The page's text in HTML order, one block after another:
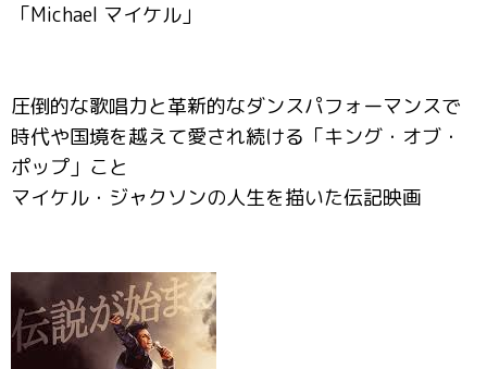
「Michael マイケル」
圧倒的な歌唱力と革新的なダンスパフォーマンスで
時代や国境を越えて愛され続ける「キング・オブ・
ポップ」こと
マイケル・ジャクソンの人生を描いた伝記映画